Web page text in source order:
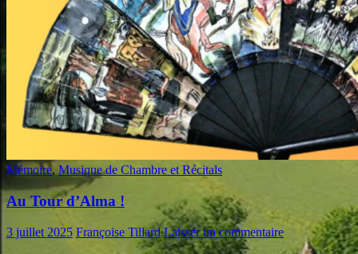
Mémoire,Musique de Chambre et Récitals
Au Tour d’Alma !
3 juillet 2025 Françoise Tillard Laisser un commentaire